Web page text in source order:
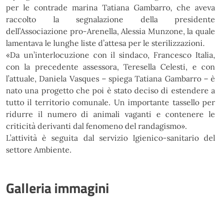
per le contrade marina Tatiana Gambarro, che aveva
raccolto la segnalazione della presidente
dell’Associazione pro-Arenella, Alessia Munzone, la quale
lamentava le lunghe liste d’attesa per le sterilizzazioni.
«Da un’interlocuzione con il sindaco, Francesco Italia,
con la precedente assessora, Teresella Celesti, e con
l’attuale, Daniela Vasques – spiega Tatiana Gambarro – è
nato una progetto che poi è stato deciso di estendere a
tutto il territorio comunale. Un importante tassello per
ridurre il numero di animali vaganti econtenere le
criticità derivanti dal fenomeno del randagismo».
L’attività è seguita dal servizio Igienico-sanitario del
settore Ambiente.
Galleria immagini